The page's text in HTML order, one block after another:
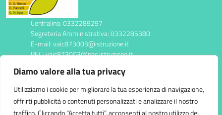
Diamo valore alla tua privacy
Utilizziamo i cookie per migliorare la tua esperienza di navigazione,
offrirti pubblicità o contenuti personalizzati e analizzare il nostro
traffico. Cliccando “Accetta tutti”, acconsenti al nostro utilizzo dei
Centralino: 0332289297
Segreteria Amministrativa: 0332285380
E-mail: vaic873003@istruzione.it
PEC: vaic873003@pec.istruzione.it
Codice Fiscale: 95039310123
CUF: UFEDC4